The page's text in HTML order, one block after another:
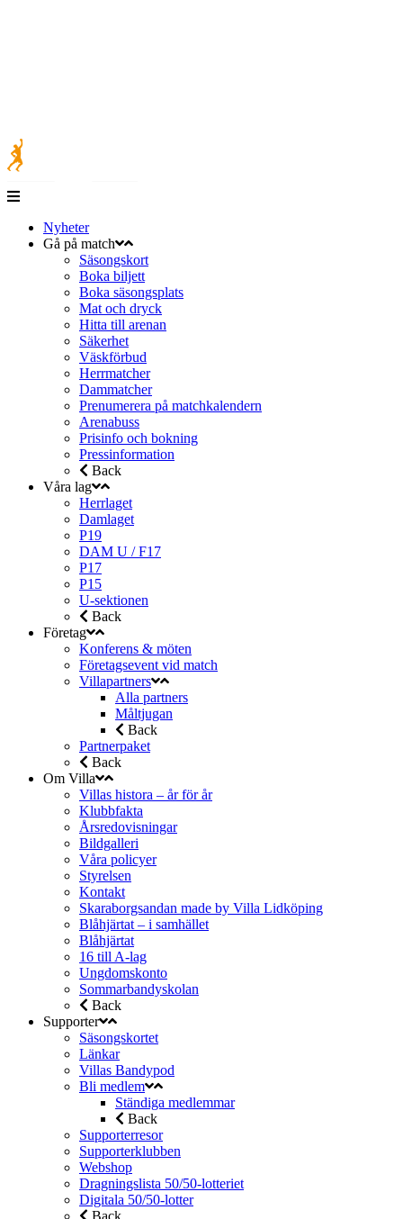
Nyheter
Gå på match
Säsongskort
Boka biljett
Boka säsongsplats
Mat och dryck
Hitta till arenan
Säkerhet
Väskförbud
Herrmatcher
Dammatcher
Prenumerera på matchkalendern
Arenabuss
Prisinfo och bokning
Pressinformation
Back
Våra lag
Herrlaget
Damlaget
P19
DAM U / F17
P17
P15
U-sektionen
Back
Företag
Konferens & möten
Företagsevent vid match
Villapartners
Alla partners
Måltjugan
Back
Partnerpaket
Back
Om Villa
Villas histora – år för år
Klubbfakta
Årsredovisningar
Bildgalleri
Våra policyer
Styrelsen
Kontakt
Skaraborgsandan made by Villa Lidköping
Blåhjärtat – i samhället
Blåhjärtat
16 till A-lag
Ungdomskonto
Sommarbandyskolan
Back
Supporter
Säsongskortet
Länkar
Villas Bandypod
Bli medlem
Ständiga medlemmar
Back
Supporterresor
Supporterklubben
Webshop
Dragningslista 50/50-lotteriet
Digitala 50/50-lotter
Back